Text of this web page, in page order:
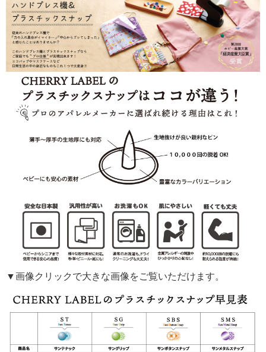
▼画像クリックで大きな画像をご覧いただけます。